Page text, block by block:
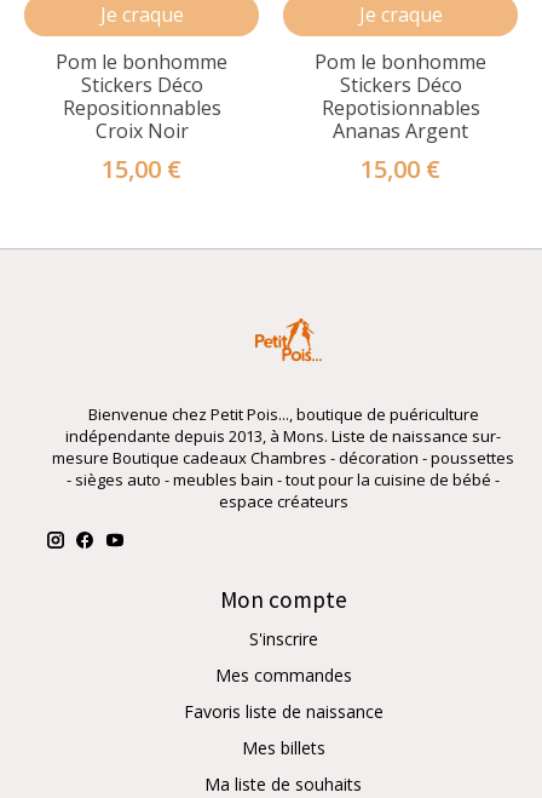
Je craque
Pom le bonhomme
Stickers Déco
Repositionnables
Croix Noir
15,00 €
Je craque
Pom le bonhomme
Stickers Déco
Repotisionnables
Ananas Argent
15,00 €
Bienvenue chez Petit Pois..., boutique de puériculture
indépendante depuis 2013, à Mons. Liste de naissance sur-
mesure Boutique cadeaux Chambres - décoration - poussettes
- sièges auto - meubles bain - tout pour la cuisine de bébé -
espace créateurs
Mon compte
S'inscrire
Mes commandes
Favoris liste de naissance
Mes billets
Ma liste de souhaits